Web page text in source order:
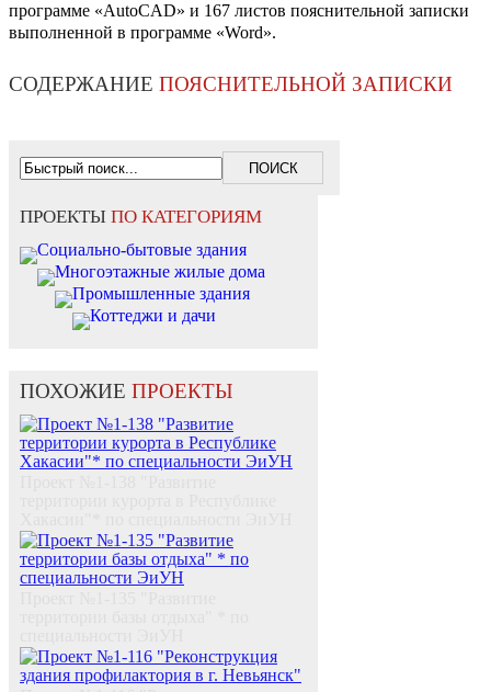
программе «AutoCAD» и 167 листов пояснительной записки
выполненной в программе «Word».
СОДЕРЖАНИЕ ПОЯСНИТЕЛЬНОЙ ЗАПИСКИ
ПРОЕКТЫ ПО КАТЕГОРИЯМ
Социально-бытовые здания
Многоэтажные жилые дома
Промышленные здания
Коттеджи и дачи
ПОХОЖИЕ ПРОЕКТЫ